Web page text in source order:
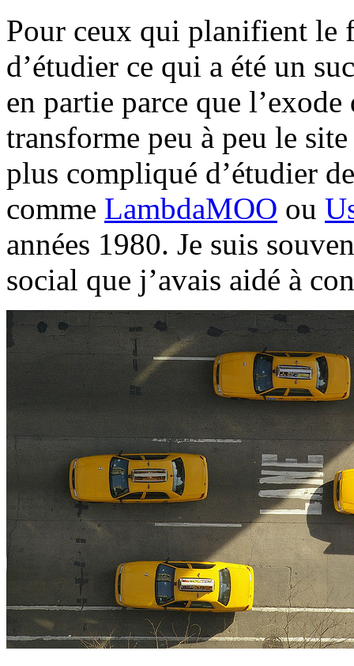
Pour ceux qui planifient le
d’étudier ce qui a été un
en partie parce que
transforme peu à peu le
plus compliqué d’étudier
comme LambdaMOO ou
années 1980. Je suis
social que j’avais aidé à